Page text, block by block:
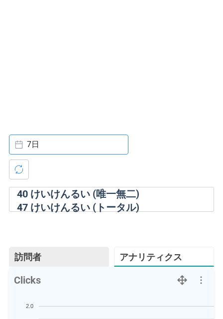
40けいけんるい (唯一無二)
47けいけんるい (トータル)
7日
訪問者 アナリティクス
Clicks
2.0